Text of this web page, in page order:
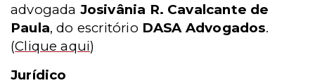
advogada Josivânia R. Cavalcante de
Paula, do escritório DASA Advogados.
(Clique aqui)
Jurídico